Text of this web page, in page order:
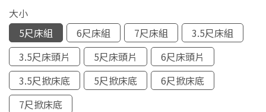
大小
5尺床組
6尺床組 7尺床組
3.5尺床組
3.5尺床頭片
5尺床頭片
6尺床頭片
3.5尺掀床底
5尺掀床底
6尺掀床底
7尺掀床底